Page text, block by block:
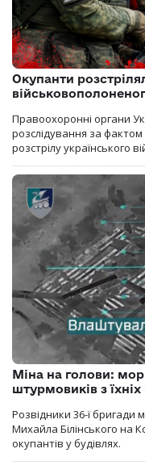
Окупанти
Правоохоронні органи
розслідування за
розстрілу українського
Міна на голови:
штурмовиків з їхніх
Розвідники 36-ї бригади
Михайла Білінського на
окупантів у будівлях.